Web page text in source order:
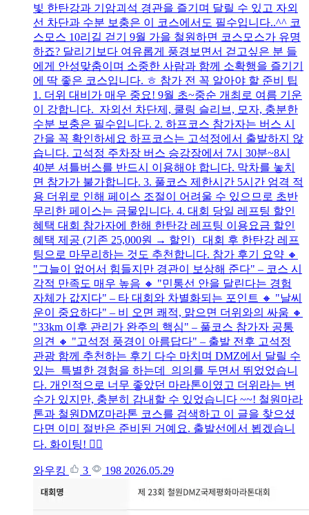
빛 한탄강과 기암괴석 경관을 즐기며 달릴 수 있고 자외
선 차단과 수분 보충은 이 코스에서도 필수입니다..^^ 코
스모스 10리길 걷기 9월 가을 철원하면 코스모스가 유명
하죠? 달리기보다 여유롭게 풍경보면서 걷고싶은 분 들
에게 안성맞춤이며 소중한 사람과 함께 소확행을 즐기기
에 딱 좋은 코스입니다. ㅎ 참가 전 꼭 알아야 할 준비 팁
1. 더위 대비가 매우 중요! 9월 초~중순 개최로 여름 기운
이 강합니다. 자외선 차단제, 쿨링 슬리브, 모자, 충분한
수분 보충은 필수입니다. 2. 하프코스 참가자는 버스 시
간을 꼭 확인하세요 하프코스는 고석정에서 출발하지 않
습니다. 고석정 주차장 버스 승강장에서 7시 30분~8시
40분 셔틀버스를 반드시 이용해야 합니다. 막차를 놓치
면 참가가 불가합니다. 3. 풀코스 제한시간 5시간 엄격 적
용 더위로 인해 페이스 조절이 어려울 수 있으므로 초반
무리한 페이스는 금물입니다. 4. 대회 당일 레프팅 할인
혜택 대회 참가자에 한해 한탄강 레프팅 이용요금 할인
혜택 제공 (기존 25,000원 → 할인) 대회 후 한탄강 레프
팅으로 마무리하는 것도 추천합니다. 참가 후기 요약 🔸
"그늘이 없어서 힘들지만 경관이 보상해 준다" – 코스 시
각적 만족도 매우 높음 🔸 "민통선 안을 달린다는 경험
자체가 값지다" – 타 대회와 차별화되는 포인트 🔸 "날씨
운이 중요하다" – 비 오면 쾌적, 맑으면 더위와의 싸움 🔸
"33km 이후 관리가 완주의 핵심" – 풀코스 참가자 공통
의견 🔸 "고석정 풍경이 아름답다" – 출발 전후 고석정
관광 함께 추천하는 후기 다수 마치며 DMZ에서 달릴 수
있는 특별한 경험을 하는데 의의를 두면서 뛰었었습니
다. 개인적으로 너무 좋았던 마라톤이였고 더위라는 변
수가 있지만, 충분히 감내할 수 있었습니다 ~~! 철원마라
톤과 철원DMZ마라톤 코스를 검색하고 이 글을 찾으셨
다면 이미 절반은 준비된 거예요. 출발선에서 뵙겠습니
다. 화이팅! 🏃‍♂️
와우킹 3 198 2026.05.29